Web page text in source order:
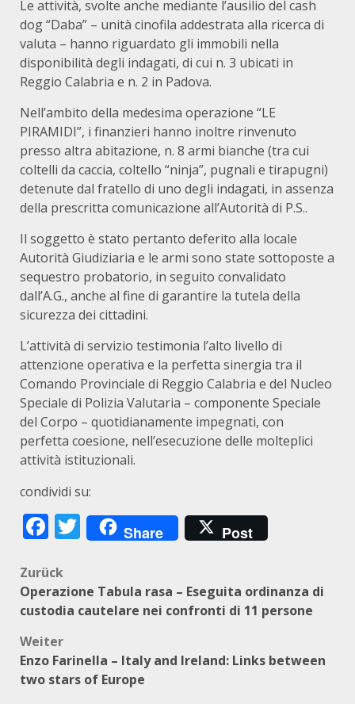
Le attività, svolte anche mediante l’ausilio del cash
dog “Daba” – unità cinofila addestrata alla ricerca di
valuta – hanno riguardato gli immobili nella
disponibilità degli indagati, di cui n. 3 ubicati in
Reggio Calabria e n. 2 in Padova.
Nell’ambito della medesima operazione “LE
PIRAMIDI”, i finanzieri hanno inoltre rinvenuto
presso altra abitazione, n. 8 armi bianche (tra cui
coltelli da caccia, coltello “ninja”, pugnali e tirapugni)
detenute dal fratello di uno degli indagati, in assenza
della prescritta comunicazione all’Autorità di P.S..
Il soggetto è stato pertanto deferito alla locale
Autorità Giudiziaria e le armi sono state sottoposte a
sequestro probatorio, in seguito convalidato
dall’A.G., anche al fine di garantire la tutela della
sicurezza dei cittadini.
L’attività di servizio testimonia l’alto livello di
attenzione operativa e la perfetta sinergia tra il
Comando Provinciale di Reggio Calabria e del Nucleo
Speciale di Polizia Valutaria – componente Speciale
del Corpo – quotidianamente impegnati, con
perfetta coesione, nell’esecuzione delle molteplici
attività istituzionali.
condividi su:
Facebook
Twitter
Share Post
Beitragsnavigation
Zurück
Operazione Tabula rasa – Eseguita ordinanza di
custodia cautelare nei confronti di 11 persone
Weiter
Enzo Farinella – Italy and Ireland: Links between
two stars of Europe